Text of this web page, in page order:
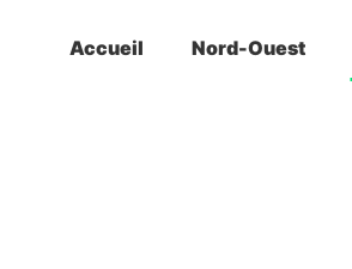
Accueil Nord-Ouest